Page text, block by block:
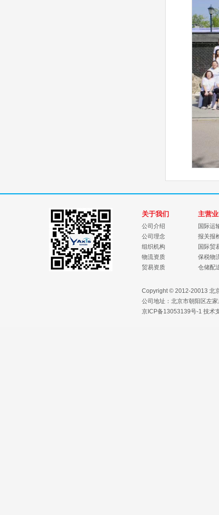
关于我们
公司介绍
公司理念
组织机构
物流资质
贸易资质
主营
国际运
报关报
国际贸
保税物
仓储配
Copyright © 2012-20013 北
公司地址：北京市朝阳区左
京ICP备13053139号-1 技术